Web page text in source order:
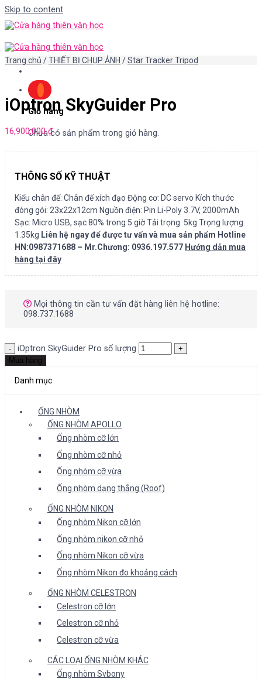
Skip to content
Giỏ hàng
Chưa có sản phẩm trong giỏ hàng.
Trang chủ /THIẾT BỊ CHỤP ẢNH /Star Tracker Tripod
iOptron SkyGuider Pro
16,900,000₫
THÔNG SỐ KỸ THUẬT
Kiểu chân đế: Chân đế xích đạo Động cơ: DC servo Kích thước
đóng gói: 23x22x12cm Nguồn điện: Pin Li-Poly 3.7V, 2000mAh
Sạc: Micro USB, sạc 80% trong 5 giờ Tải trọng: 5kg Trọng lượng:
1.35kg Liên hệ ngay để được tư vấn và mua sản phẩm Hotline
HN:0987371688 – Mr.Chương: 0936.197.577 Hướng dẫn mua
hàng tại đây
Mọi thông tin cần tư vấn đặt hàng liên hệ hotline:
098.737.1688
iOptron SkyGuider Pro số lượng
Mua hàng
Danh mục
ỐNG NHÒM
ỐNG NHÒM APOLLO
Ống nhòm cỡ lớn
Ống nhòm cỡ nhỏ
Ống nhòm cỡ vừa
Ống nhòm dạng thẳng (Roof)
ỐNG NHÒM NIKON
Ống nhòm Nikon cỡ lớn
Ống nhòm nikon cỡ nhỏ
Ống nhòm Nikon cỡ vừa
Ống nhòm Nikon đo khoảng cách
ỐNG NHÒM CELESTRON
Celestron cỡ lớn
Celestron cỡ nhỏ
Celestron cỡ vừa
CÁC LOẠI ỐNG NHÒM KHÁC
Ống nhòm Svbony